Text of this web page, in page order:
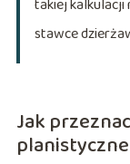
takiej
stawce
Jak